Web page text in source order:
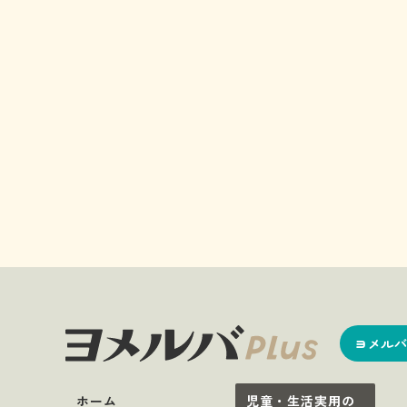
ヨメル
ホーム 児童・生活実用の